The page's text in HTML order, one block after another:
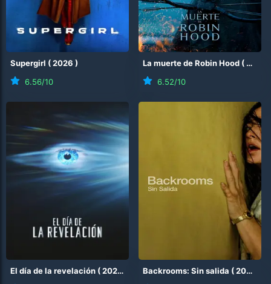
Supergirl (2026 )
6.56/10
La muerte de Robin Hood ( 2026
6.52/10
El día de la revelación (2026 )
Backrooms: Sin salida (2026